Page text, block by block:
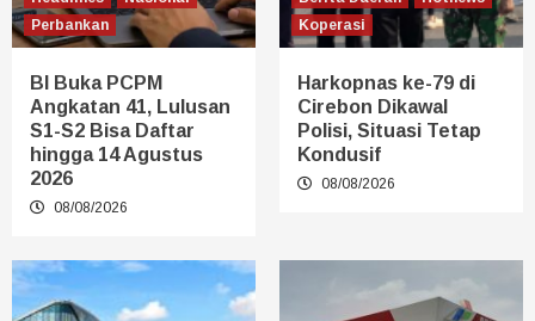
Perbankan
BI Buka PCPM
Angkatan 41, Lulusan
S1-S2 Bisa Daftar
hingga 14 Agustus
2026
08/08/2026
Koperasi
Harkopnas ke-79 di
Cirebon Dikawal
Polisi, Situasi Tetap
Kondusif
08/08/2026